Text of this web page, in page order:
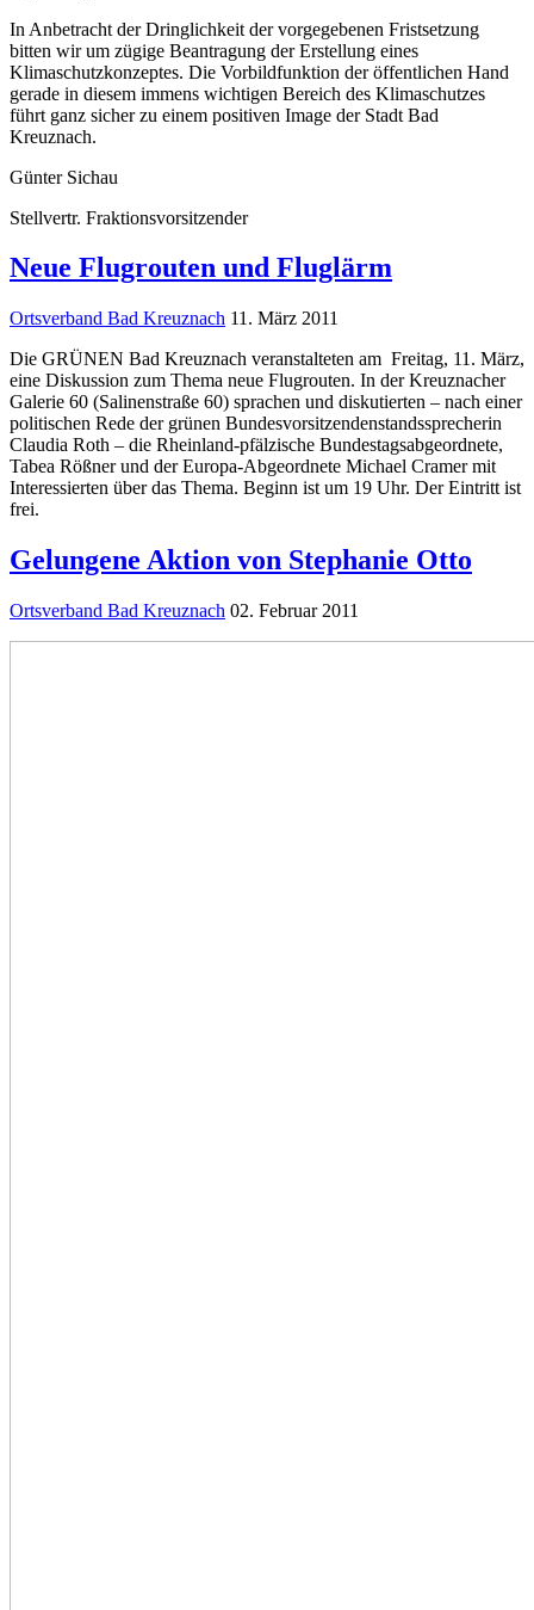
In Anbetracht der Dringlichkeit der vorgegebenen Fristsetzung
bitten wir um zügige Beantragung der Erstellung eines
Klimaschutzkonzeptes. Die Vorbildfunktion der öffentlichen Hand
gerade in diesem immens wichtigen Bereich des Klimaschutzes
führt ganz sicher zu einem positiven Image der Stadt Bad
Kreuznach.
Günter Sichau
Stellvertr. Fraktionsvorsitzender
Neue Flugrouten und Fluglärm
Ortsverband Bad Kreuznach 11. März 2011
Die GRÜNEN Bad Kreuznach veranstalteten am Freitag, 11. März,
eine Diskussion zum Thema neue Flugrouten. In der Kreuznacher
Galerie 60 (Salinenstraße 60) sprachen und diskutierten – nach einer
politischen Rede der grünen Bundesvorsitzendenstandssprecherin
Claudia Roth – die Rheinland-pfälzische Bundestagsabgeordnete,
Tabea Rößner und der Europa-Abgeordnete Michael Cramer mit
Interessierten über das Thema. Beginn ist um 19 Uhr. Der Eintritt ist
frei.
Gelungene Aktion von Stephanie Otto
Ortsverband Bad Kreuznach 02. Februar 2011